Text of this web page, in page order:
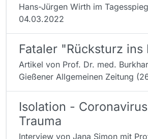
Hans-Jürgen Wirth im
04.03.2022
Fataler "Rücksturz ins
Artikel von Prof. Dr. med.
Gießener Allgemeinen Zeitung
Isolation -
Trauma
Interview von Jana Simon mit